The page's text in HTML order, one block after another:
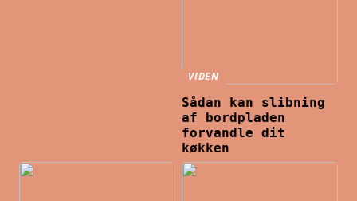
VIDEN
Sådan kan slibning
af bordpladen
forvandle dit
køkken